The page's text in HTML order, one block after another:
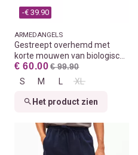
-€ 39.90
ARMEDANGELS
Gestreept overhemd met
korte mouwen van biologisch
katoen Wedgwood
€ 60.00 € 99.90
S
M L XL
Het product zien